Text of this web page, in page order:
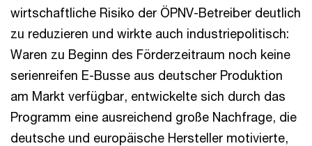
wirtschaftliche Risiko der ÖPNV-Betreiber deutlich
zu reduzieren und wirkte auch industriepolitisch:
Waren zu Beginn des Förderzeitraum noch keine
serienreifen E-Busse aus deutscher Produktion
am Markt verfügbar, entwickelte sich durch das
Programm eine ausreichend große Nachfrage, die
deutsche und europäische Hersteller motivierte,